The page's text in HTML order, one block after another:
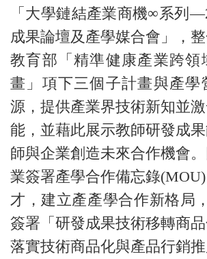
「大學鏈結產業商機∞系列
成果論壇及產學媒合會」，
教育部「精準健康產業跨領
畫」項下三個子計畫與產學
源，提供產業界技術新知並
能，並藉此展示教師研發成
師與企業創造未來合作機會
業簽署產學合作備忘錄
才，建立產產學合作新格局
簽署「研發成果技術移轉商品
落實技術商品化與產品行銷